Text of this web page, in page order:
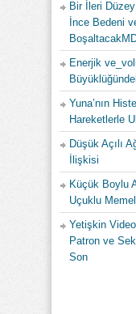
Bir İleri
İnce Bedeni
Enerjik
Yuna’nın
Hareketlerle
Düşük Açılı
İlişkisi
Küçük Boylu
Uçuklu
Yetişkin
Patron ve
Son